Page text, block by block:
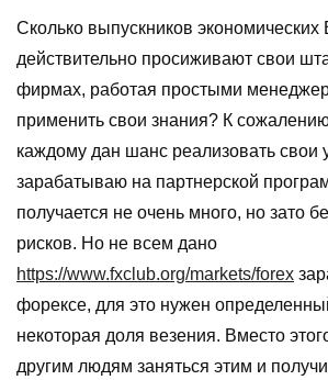
Сколько выпускников экономических
действительно просиживают свои
фирмах, работая простыми
применить свои знания? К
каждому дан шанс реализовать свои
зарабатываю на партнерской
получается не очень много, но зато
рисков. Но не всем дано
https://www.fxclub.org/markets/forex
форексе, для это нужен
некоторая доля везения. Вместо
другим людям заняться этим и